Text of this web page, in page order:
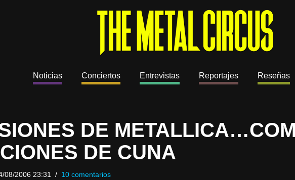
Noticias Conciertos Entrevistas Reportajes Reseñas
DE
DE CUNA
08/2006 23:31 10 comentarios